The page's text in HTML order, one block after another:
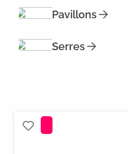
Pavillons
Serres